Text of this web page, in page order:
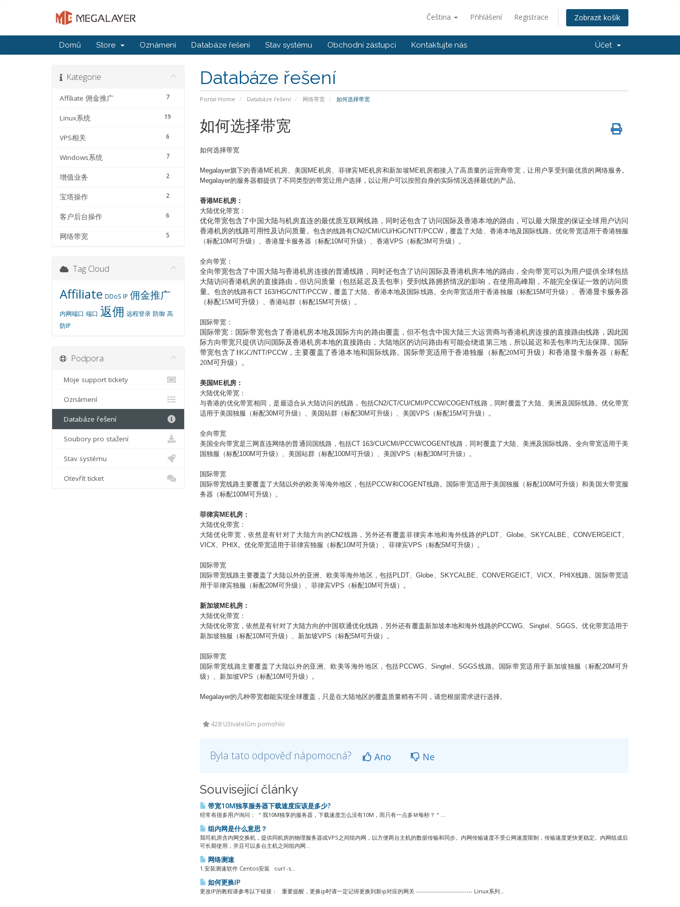
Čeština Přihlášení Registrace Zobrazit košík
Domů Store Oznámení Databáze řešení Stav systému Obchodní zástupci Kontaktujte nás Účet
Databáze řešení
Portal Home Databáze řešení 网络带宽 如何选择带宽
Kategorie
7
Affiliate 佣金推广
19
Linux系统
6
VPS相关
7
Windows系统
2
增值业务
2
宝塔操作
6
客户后台操作
5
网络带宽
如何选择带宽
如何选择带宽
Megalayer旗下的香港ME机房、美国 ME机房、菲律宾ME机房和新加坡ME机房都接入了高质量的运营商带宽，让用户享受到最优质的网络服务。
Megalayer的服务器都提供了不同类型的带宽让用户选择，以让用户可以按照自身的实际情况选择最优的产品。
香港ME机房：
大陆优化带宽：
优化带宽包含了中国大陆与机房直连的最优质互联网线路，同时还包含了访问国际及香港本地的路由，可以最大限度的保证全球用户访问
香港机房的线路可用性及访问质量。包含的线路有CN2/CMI/CU/HGC/NTT/PCCW ，覆盖了大陆、香港本地及国际线路。优化带宽适用于香港独服
（标配10M可升级）、香港显卡服务器（标配10M可升级）、香港VPS（标配3M可升级）。
全向带宽：
全向带宽包含了中国大陆与香港机房连接的普通线路，同时还包含了访问国际及香港机房本地的路由，全向带宽可以为用户提供全球包括
大陆访问香港机房的直接路由，但访问质量（包括延迟及丢包率）受到线路拥挤情况的影响，在使用高峰期，不能完全保证一致的访问质
量。 包含的线路有CT 163/HGC/NTT/PCCW ，覆盖了大陆、香港本地及国际线路。全向带宽适用于香港独服（标配15M可升级）、 香港显卡服务器
（标配15M可升级） 、香港站群（标配15M可升级） 。
国际带宽：
国际带宽：国际带宽包含了香港机房本地及国际方向的路由覆盖，但不包含中国大陆三大运营商与香港机房连接的直接路由线路，因此国
际方向带宽只提供访问国际及香港机房本地的直接路由，大陆地区的访问路由有可能会绕道第三地，所以延迟和丢包率均无法保障。国际
带宽包含了 HGC/NTT/PCCW，主要覆盖了香港本地和国际线路。国际带宽适用于香港独服（标配20M可升级）和香港显卡服务器（标配
20M可升级）。
美国 ME机房：
大陆优化带宽：
与香港的优化带宽相同，是最适合从大陆访问的线路，包括CN2/CT/CU/CMI/PCCW/COGENT线路，同时覆盖了大陆、美洲及国际线路。优化带宽
适用于美国独服（标配30M可升级）、美国站群（标配30M可升级）、美国VPS（标配15M可升级）。
全向带宽
美国全向带宽是三网直连网络的普通回国线路，包括CT 163/CU/CMI/PCCW/COGENT线路，同时覆盖了大陆、美洲及国际线路。全向带宽适用于美
国独服（标配100M可升级）、美国站群（标配100M可升级）、美国VPS（标配30M可升级）。
国际带宽
国际带宽线路主要覆盖了大陆以外的欧美等海外地区，包括PCCW和COGENT线路。国际带宽适用于美国独服（标配100M可升级）和美国大带宽服
务器（标配100M可升级）。
菲律宾ME机房：
大陆优化带宽：
大陆优化带宽，依然是有针对了大陆方向的CN2线路，另外还有覆盖菲律宾本地和海外线路的PLDT、Globe、SKYCALBE、CONVERGEICT、
VICX、PHIX。优化带宽适用于菲律宾独服（标配10M可升级）、菲律宾VPS（标配5M可升级）。
国际带宽
国际带宽线路主要覆盖了大陆以外的亚洲、欧美等海外地区，包括PLDT、Globe、SKYCALBE、CONVERGEICT、VICX、PHIX线路。国际带宽适
用于菲律宾独服（标配20M可升级）、菲律宾VPS（标配10M可升级）。
新加坡ME机房：
大陆优化带宽：
大陆优化带宽，依然是有针对了大陆方向的中国联通优化线路，另外还有覆盖新加坡本地和海外线路的PCCWG、Singtel、SGGS。优化带宽适用于
新加坡独服（标配10M可升级）、 新加坡VPS（标配5M可升级）。
国际带宽
国际带宽线路主要覆盖了大陆以外的亚洲、欧美等海外地区，包括 PCCWG、Singtel、SGGS线路。国际带宽适用于新加坡独服（标配20M可升
级）、 新加坡VPS（标配10M可升级）。
Megalayer的几种带宽都能实现全球覆盖，只是在大陆地区的覆盖质量稍有不同，请您根据需求进行选择。
428 Uživatelům pomohlo
Byla tato odpověď nápomocná? Ano Ne
Související články
带宽10M独享服务器下载速度应该是多少?
经常有很多用户询问： ＂我10M独享的服务器，下载速度怎么没有10M，而只有一点多Ｍ每秒？＂...
组内网是什么意思？
我司机房含内网交换机，提供同机房的物理服务器或VPS之间组内网，以方便两台主机的数据传输和同步。内网传输速度不受公网速度限制，传输速度更快更稳定。内网组成后
可长期使用，并且可以多台主机之间组内网...
网络测速
1.安装测速软件 Centos安装 curl -s...
如何更换IP
更改IP的教程请参考以下链接： 重要提醒，更换ip时请一定记得更换到新ip对应的网关 ---------------------------- Linux系列...
Tag Cloud
Affiliate DDoS IP 佣金推广
内网端口 端口 返佣 远程登录 防御 高
防IP
Podpora
Moje support tickety
Oznámení
Databáze řešení
Soubory pro stažení
Stav systému
Otevřít ticket